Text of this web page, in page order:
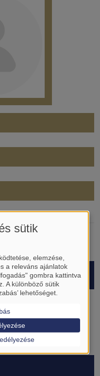
sütik
elemzése,
a releváns ajánlatok
gombra kattintva
A különböző sütik
lehetőséget.